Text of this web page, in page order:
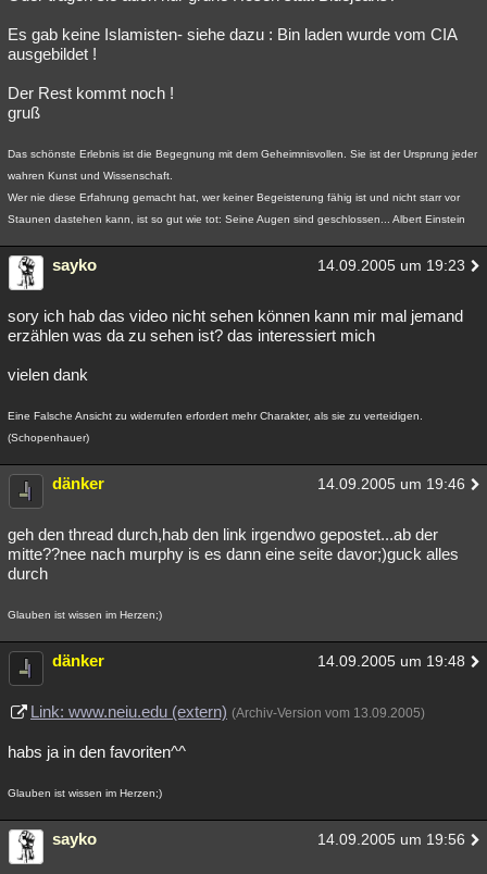
Es gab keine Islamisten- siehe dazu : Bin laden wurde vom CIA
ausgebildet !
Der Rest kommt noch !
gruß
Das schönste Erlebnis ist die Begegnung mit dem Geheimnisvollen. Sie ist der Ursprung jeder
wahren Kunst und Wissenschaft.
Wer nie diese Erfahrung gemacht hat, wer keiner Begeisterung fähig ist und nicht starr vor
Staunen dastehen kann, ist so gut wie tot: Seine Augen sind geschlossen... Albert Einstein
sayko 14.09.2005 um 19:23
sory ich hab das video nicht sehen können kann mir mal jemand
erzählen was da zu sehen ist? das interessiert mich
vielen dank
Eine Falsche Ansicht zu widerrufen erfordert mehr Charakter, als sie zu verteidigen.
(Schopenhauer)
dänker 14.09.2005 um 19:46
geh den thread durch,hab den link irgendwo gepostet...ab der
mitte??nee nach murphy is es dann eine seite davor;)guck alles
durch
Glauben ist wissen im Herzen;)
dänker 14.09.2005 um 19:48
Link: www.neiu.edu (extern) (Archiv-Version vom 13.09.2005)
habs ja in den favoriten^^
Glauben ist wissen im Herzen;)
sayko 14.09.2005 um 19:56